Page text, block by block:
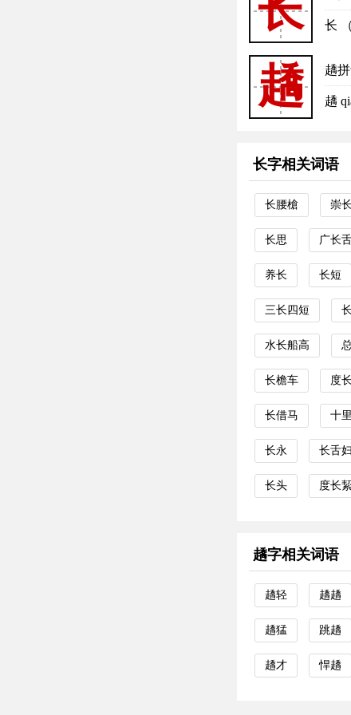
长
趫 趫
趫
长字相关词语
长腰槍 崇长
长思 广长
养长 长短
三长四短
水长船高
长檐车 度
长借马 十
长永 长舌妇
长头 度长
趫字相关词语
趫轻 趫趫
趫猛 跳趫
趫才 悍趫